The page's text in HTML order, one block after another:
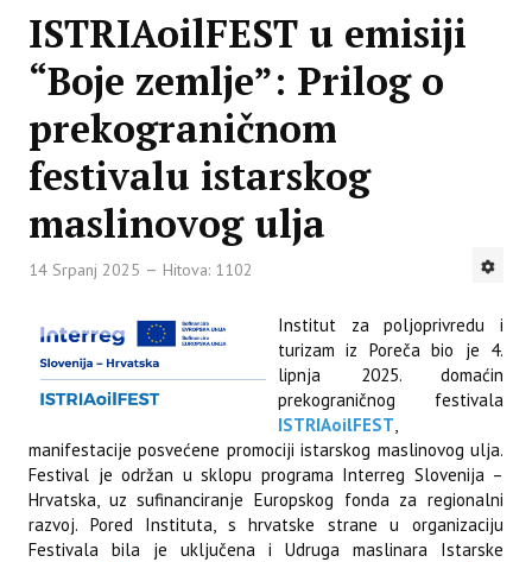
ISTRIAoilFEST u emisiji
“Boje zemlje”: Prilog o
prekograničnom
festivalu istarskog
maslinovog ulja
14 Srpanj 2025 Hitova: 1102
Institut za poljoprivredu i
turizam iz Poreča bio je 4.
lipnja 2025. domaćin
prekograničnog festivala
ISTRIAoilFEST,
manifestacije posvećene promociji istarskog maslinovog ulja.
Festival je održan u sklopu programa Interreg Slovenija –
Hrvatska, uz sufinanciranje Europskog fonda za regionalni
razvoj. Pored Instituta, s hrvatske strane u organizaciju
Festivala bila je uključena i Udruga maslinara Istarske